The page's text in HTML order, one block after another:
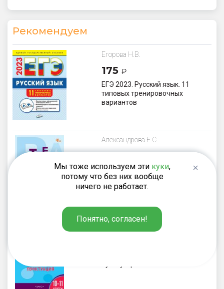
Рекомендуем
Егорова Н.В.
175 ₽
ЕГЭ 2023. Русский язык. 11
типовых тренировочных
вариантов
Александрова Е.С.
220
Тренажёр по русскому языку:
орфография. 10–11 классы
Александрова Е.С.
Мы тоже используем эти куки,
потому что без них вообще
ничего не работает.
Понятно, согласен!